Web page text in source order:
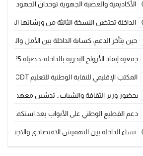
الأكاديمية والعصبة الجهوية توحدان الجهود
الداخلة تحتضن النسخة الثالثة من ورشاتها
حين يتأخر الدعم: كسابة الداخلة بين الأمل والقلق ؟
جمعية إنقاذ الأرواح البحرية بالداخلة: حصيلة 2025 بين مهام الإنقاذ ومشروع “دار البحار”
المكتب الإقليمي للنقابة الوطنية للتعليم CDT يجتمع مع المدير الإقليمي لمناقشة ملفات جوهرية لنساء ورجال التعليم
بحضور وزير الثقافة والشباب.. تدشين معهد الموسيقى
دعم القطيع الوطني على الأبواب بعد استكمال
نساء الداخلة بين التهميش الاقتصادي